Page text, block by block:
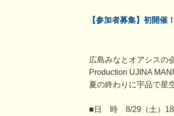
【参加者募集】初開催
広島みなとオアシスの
Production UJINA
夏の終わりに宇品で星
■日 時 8/29（土）18